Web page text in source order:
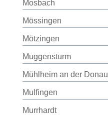
Mosbach
Mössingen
Mötzingen
Muggensturm
Mühlheim an der Donau
Mulfingen
Murrhardt